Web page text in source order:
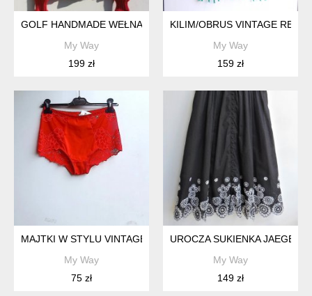
GOLF HANDMADE WEŁNA
My Way
199 zł
KILIM/OBRUS VINTAGE
My Way
159 zł
MAJTKI W STYLU VINTAGE/RETRO
My Way
75 zł
UROCZA SUKIENKA JAEGER
My Way
149 zł